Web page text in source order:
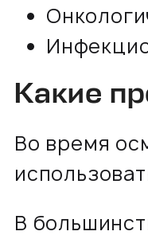
Какие
Во время
В